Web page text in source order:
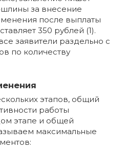
за внесение
после выплаты
350 рублей (1).
заявители раздельно с
по количеству
этапов, общий
работы
этапе и общей
максимальные